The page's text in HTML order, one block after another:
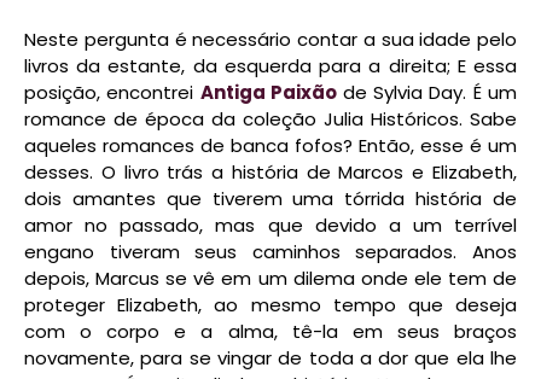
Neste pergunta é necessário contar a sua idade pelo
livros da estante, da esquerda para a direita; E essa
posição, encontrei Antiga Paixão de Sylvia Day. É um
romance de época da coleção Julia Históricos. Sabe
aqueles romances de banca fofos? Então, esse é um
desses. O livro trás a história de Marcos e Elizabeth,
dois amantes que tiverem uma tórrida história de
amor no passado, mas que devido a um terrível
engano tiveram seus caminhos separados. Anos
depois, Marcus se vê em um dilema onde ele tem de
proteger Elizabeth, ao mesmo tempo que deseja
com o corpo e a alma, tê-la em seus braços
novamente, para se vingar de toda a dor que ela lhe